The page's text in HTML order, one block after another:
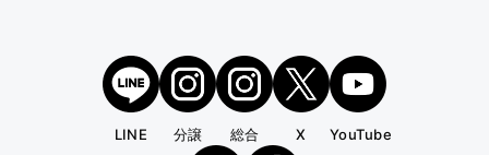
LINE 分譲 総合 X YouTube